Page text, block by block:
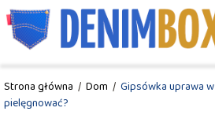
Strona główna / Dom / Gipsówka uprawa
pielęgnować?